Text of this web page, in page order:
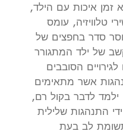
זמן איכות עם הילד,
טלוויזיה, עומס
סדר בחפצים של
של ילד המתגורר
הסובבים
אשר מתאימים
לדבר בקול רם,
התנהגות שלילית
תשומת לב בעת